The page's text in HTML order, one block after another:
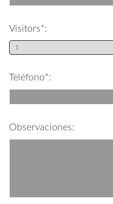
Visitors*:
Teléfono*:
Observaciones: